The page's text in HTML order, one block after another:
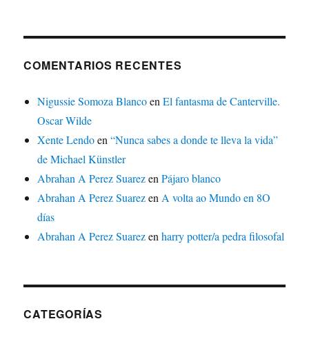
COMENTARIOS RECENTES
Nigussie Somoza BlancoenEl fantasma de Canterville.
Oscar Wilde
Xente Lendoen“Nunca sabes a donde te lleva la vida”
de Michael Künstler
Abrahan A Perez SuarezenPájaro blanco
Abrahan A Perez Suarezen A volta ao Mundo en 8O
días
Abrahan A Perez Suarezenharry potter/a pedra filosofal
CATEGORÍAS